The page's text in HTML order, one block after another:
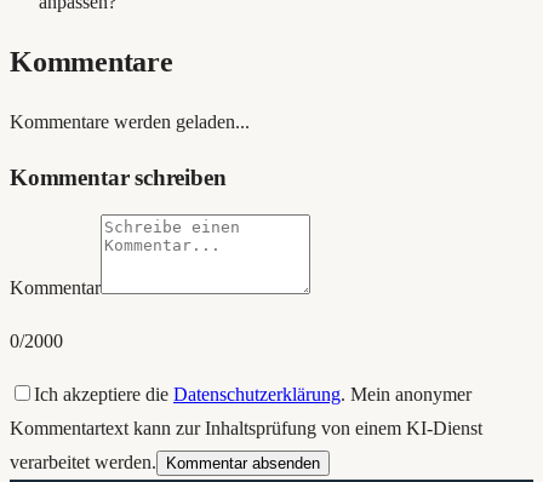
Kommentare
Kommentare werden geladen...
Kommentar schreiben
Kommentar
0/2000
Ich akzeptiere die Datenschutzerklärung. Mein anonymer
Kommentartext kann zur Inhaltsprüfung von einem KI-Dienst
verarbeitet werden.
Kommentar absenden